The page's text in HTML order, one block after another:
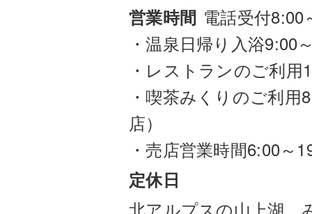
営業時間 電話受付8:00
・温泉日帰り入浴9:00
・レストランのご利用
・喫茶みくりのご利用
店）
・売店営業時間6:00～
定休日
北アルプスの山上湖、